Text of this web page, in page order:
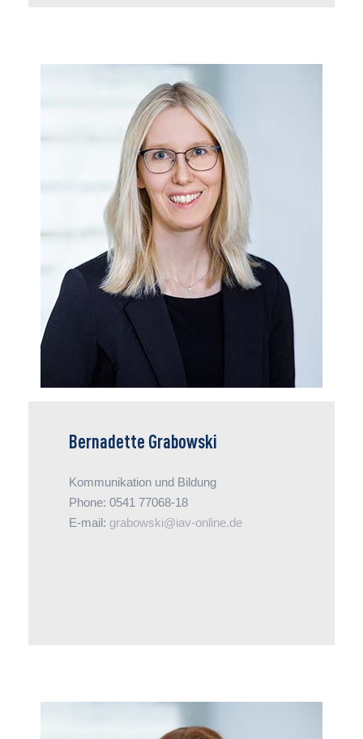
Bei der thematischen Konzeption und
umfassenden Organisation von Kampagnen
und Veranstaltungen ist Bernadette Grabowski
nicht zu bremsen: Die Betriebswirtschaftlerin
spürt interessante Themen auf, sorgt für die
passende Vernetzung und bringt
Arbeitgeberstandpunkte erfolgreich in die
Presse.
Bernadette Grabowski
Kommunikation und Bildung
Phone: 0541 77068-18
E-mail: grabowski@iav-online.de